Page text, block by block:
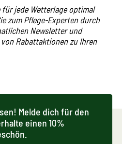
jede Wetterlage optimal
zum Pflege-Experten durch
Newsletter und
Rabattaktionen zu Ihren
Melde dich für den
einen 10%